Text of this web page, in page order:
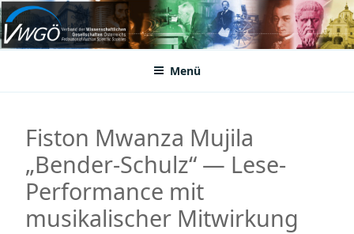
Zum
Inhalt
springenVWGÖ
Federation of Austrian Scientific Societies
Menü
Fiston Mwanza Mujila
„Bender-Schulz“ — Lese-
Performance mit
musikalischer Mitwirkung